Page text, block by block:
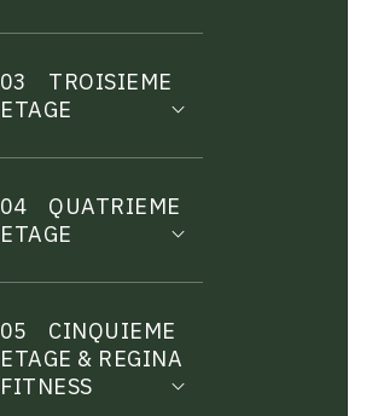
03
TROISIEME
ETAGE
04
QUATRIEME
ETAGE
05
CINQUIEME
ETAGE & REGINA
FITNESS